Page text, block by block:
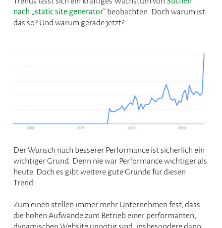
nach „static site generator“beobachten. Doch warum ist
das so? Und warum gerade jetzt?
Der Wunsch nach besserer Performance ist sicherlich ein
wichtiger Grund. Denn nie war Performance wichtiger als
heute. Doch es gibt weitere gute Gründe für diesen
Trend.
Zum einen stellen immer mehr Unternehmen fest, dass
die hohen Aufwände zum Betrieb einer performanten,